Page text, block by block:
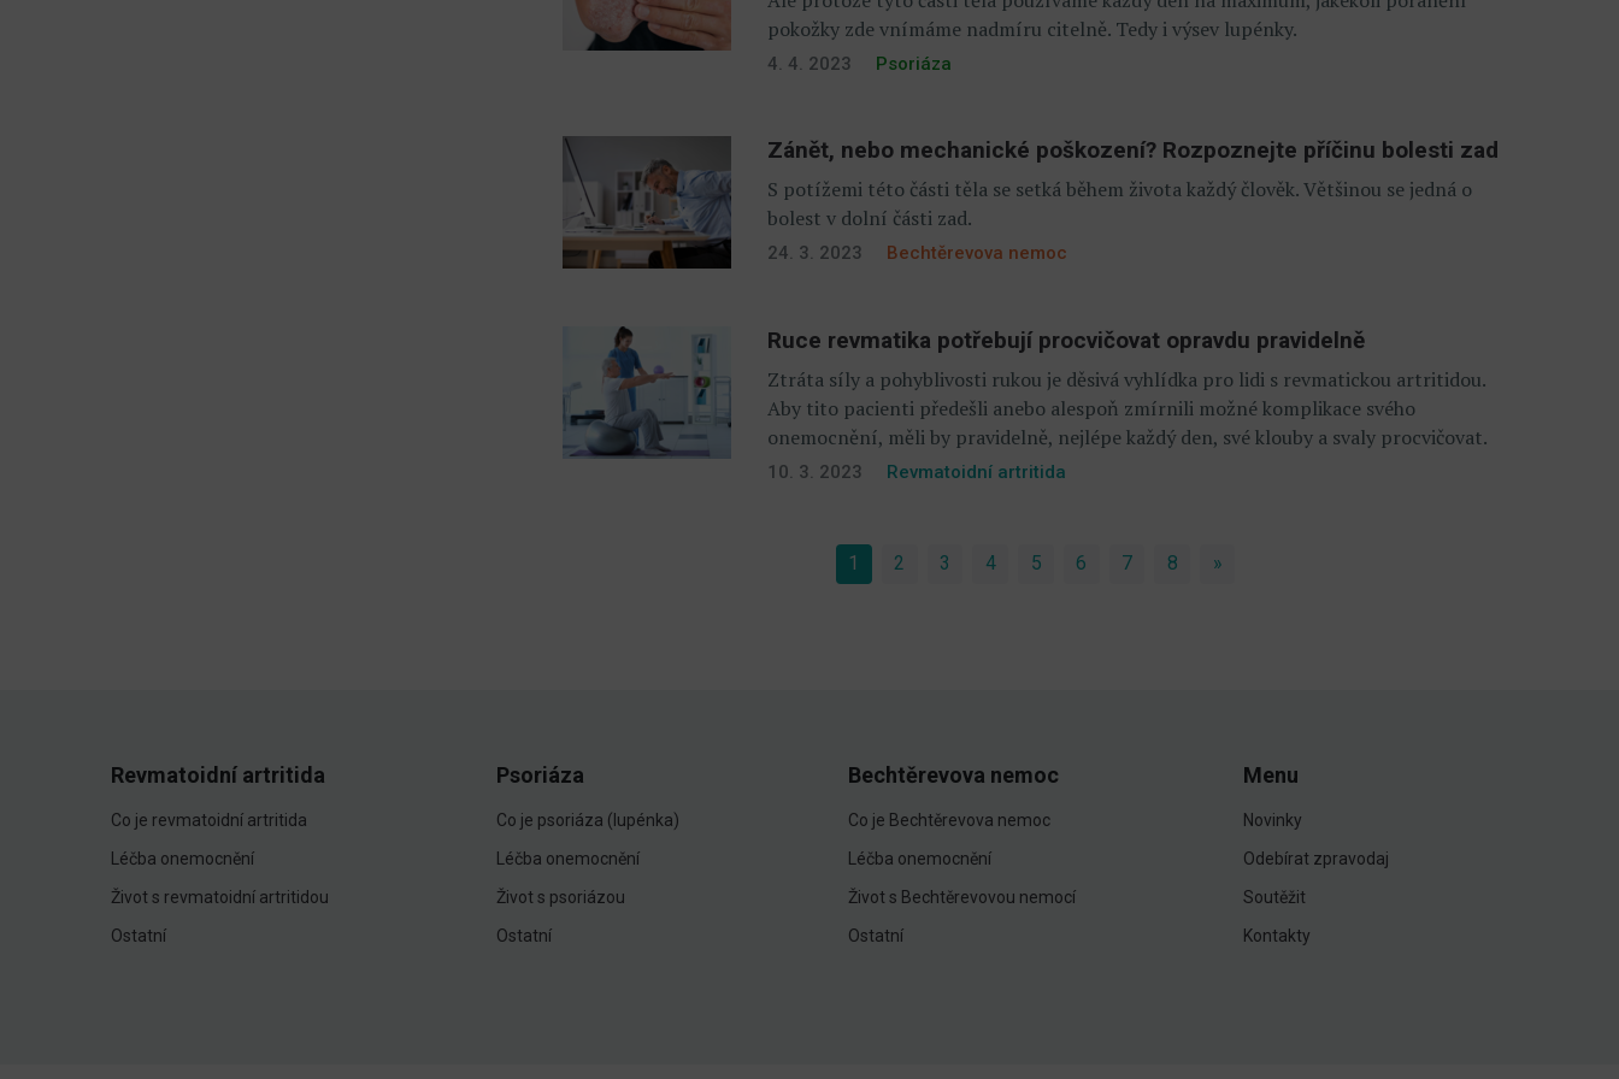
pokožky zde vnímáme nadmíru citelně. Tedy i výsev lupénky.
4. 4. 2023 Psoriáza
Zánět, nebo mechanické poškození? Rozpoznejte příčinu bolesti zad
S potížemi této části těla se setká během života každý člověk. Většinou se jedná o
bolest v dolní části zad.
24. 3. 2023 Bechtěrevova nemoc
Ruce revmatika potřebují procvičovat opravdu pravidelně
Ztráta síly a pohyblivosti rukou je děsivá vyhlídka pro lidi s revmatickou artritidou.
Aby tito pacienti předešli anebo alespoň zmírnili možné komplikace svého
onemocnění, měli by pravidelně, nejlépe každý den, své klouby a svaly procvičovat.
10. 3. 2023 Revmatoidní artritida
1 (current)
2 3 4 5 6 7 8 »
Revmatoidní artritida
Co je revmatoidní artritida
Léčba onemocnění
Život s revmatoidní artritidou
Ostatní
Psoriáza
Co je psoriáza (lupénka)
Léčba onemocnění
Život s psoriázou
Ostatní
Bechtěrevova nemoc
Co je Bechtěrevova nemoc
Léčba onemocnění
Život s Bechtěrevovou nemocí
Ostatní
Menu
Novinky
Odebírat zpravodaj
Soutěžit
Kontakty